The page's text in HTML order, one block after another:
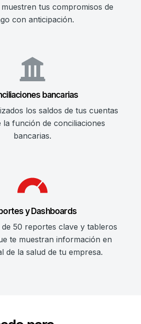
tus compromisos de
con anticipación.
bancarias
los saldos de tus cuentas
la función de conciliaciones
bancarias.
y Dashboards
de 50 reportes clave y tableros
te muestran información en
de la salud de tu empresa.